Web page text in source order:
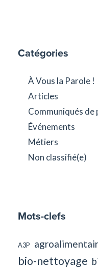
Catégories
À Vous la Parole !
Articles
Communiqués de
Événements
Métiers
Non classifié(e)
Mots-clefs
A3P
bio-nettoyage